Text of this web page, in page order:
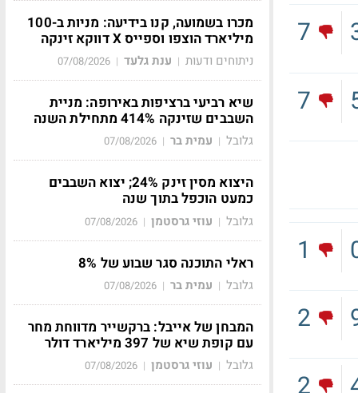
7
7
1
2
מכרו בשמועה, קנו בידיעה: מניות ב-100
מיליארד הוצפו וספייס X דווקא זינקה
ניתוחים ודעות | ענת גלעד |
07/08/2026
שיא רביעי ברציפות באירופה: מניית
השבבים שזינקה 414% מתחילת השנה
גלובל | עמית בר |
07/08/2026
היצוא מסין זינק 24%; יצוא השבבים
כמעט הוכפל בתוך שנה
גלובל | עוזי גרסטמן |
07/08/2026
ראלי התוכנה סגר שבוע של 8%
גלובל | עמית בר |
07/08/2026
המבחן של אייבל: ברקשייר מדווחת מחר
עם קופת שיא של 397 מיליארד דולר
גלובל | עוזי גרסטמן |
07/08/2026